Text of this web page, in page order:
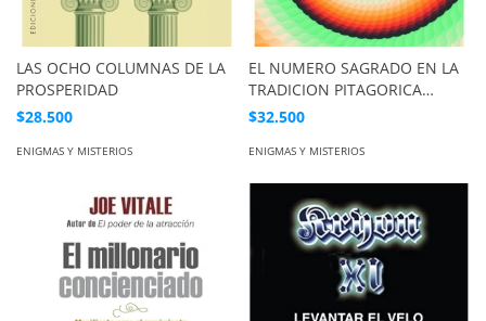
LAS OCHO COLUMNAS DE LA
PROSPERIDAD
$28.500
ENIGMAS Y MISTERIOS
EL NUMERO SAGRADO EN LA
TRADICION PITAGORICA
MASONICA
$32.500
ENIGMAS Y MISTERIOS